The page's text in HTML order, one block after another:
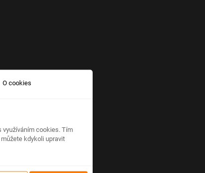
O cookies
využíváním cookies. Tím
kdykoli upravit